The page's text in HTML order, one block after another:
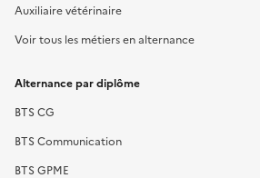
Auxiliaire vétérinaire
Voir tous les métiers en alternance
Alternance par diplôme
BTS CG
BTS Communication
BTS GPME